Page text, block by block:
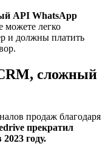
API WhatsApp
можете легко
и должны платить
сложный
продаж благодаря
прекратил
году.